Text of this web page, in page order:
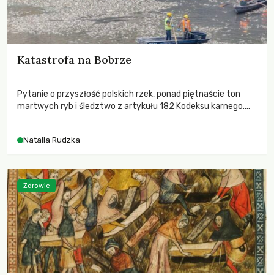
Katastrofa na Bobrze
Pytanie o przyszłość polskich rzek, ponad piętnaście ton
martwych ryb i śledztwo z artykułu 182 Kodeksu karnego.
zdarzeń prowadzących do biologicznej śmierci rzeki.
Natalia Rudzka
Zdrowie